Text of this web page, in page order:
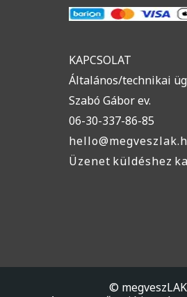
KAPCSOLAT
Általános/technikai
Szabó Gábor ev.
06-30-337-86-85
Üzenet küldéshez
©